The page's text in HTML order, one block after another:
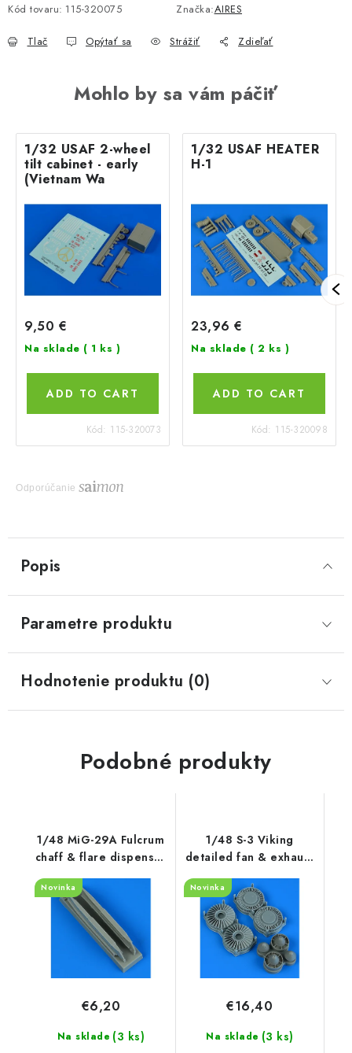
Kód tovaru: 115-320075 Značka:AIRES
Tlač Opýtať sa Strážiť Zdieľať
Mohlo by sa vám páčiť
1/32 USAF 2-wheel
tilt cabinet - early
(Vietnam Wa
9,50 €
Na sklade ( 1 ks )
ADD TO CART
Kód: 115-320073
1/32 USAF HEATER
H-1
23,96 €
Na sklade ( 2 ks )
ADD TO CART
Kód: 115-320098
Odporúčanie
Popis
Parametre produktu
Hodnotenie produktu (0)
Podobné produkty
1/48 MiG-29A Fulcrum
chaff & flare dispenser
with F.O.D.
recommended for
GWH
Novinka
Na sklade (3 ks)
€6,20
1/48 S-3 Viking
detailed fan & exhaust
turbine recommended
for
ITALERI/ESCI/AMT/ERLT
Novinka
Na sklade (3 ks)
€16,40